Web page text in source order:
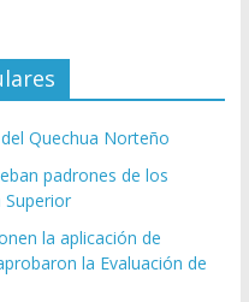
Quechua Norteño
padrones de los
Superior
la aplicación de
la Evaluación de